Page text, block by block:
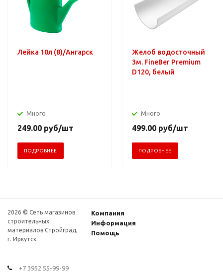
Лейка 10л (8)/Ангарск
Много
249.00 руб/шт
ПОДРОБНЕЕ
Желоб водосточный
3м. FineBer Premium
D120, белый
Много
499.00 руб/шт
ПОДРОБНЕЕ
2026 © Сеть магазинов
строительных
материалов Стройград,
г. Иркутск
Компания
Информация
Помощь
+7 3952 55-99-99